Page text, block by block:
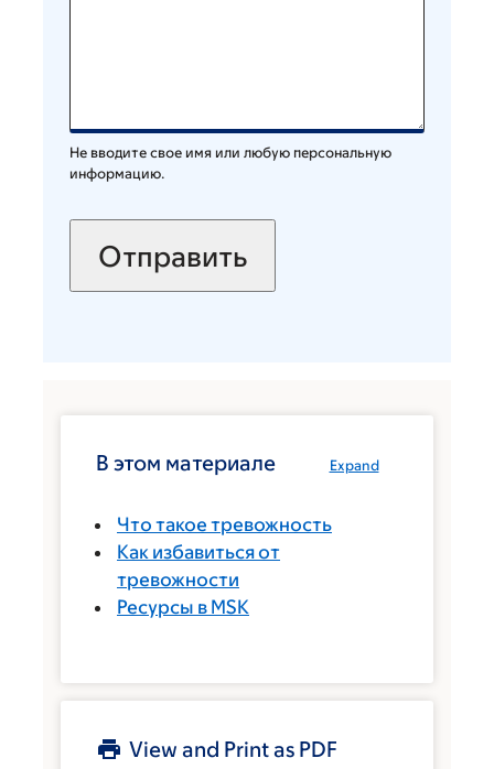
Не вводите свое имя или любую персональную
информацию.
Expand
В этом материале
Что такое тревожность
Как избавиться от
тревожности
Ресурсы в MSK
View and Print as PDF